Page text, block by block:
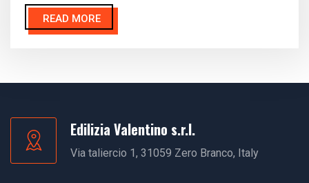
READ MORE
Edilizia Valentino s.r.l.
Via taliercio 1, 31059 Zero Branco, Italy